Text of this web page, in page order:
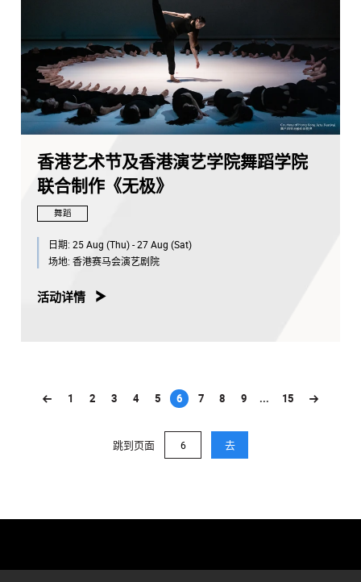
香港艺术节及香港演艺学院舞蹈学院
联合制作《无极》
舞蹈
日期: 25 Aug (Thu) - 27 Aug (Sat)
场地: 香港赛马会演艺剧院
活动详情
1 2 3 4 5 6
(current)
7 8 9 ... 15
跳到页面 去